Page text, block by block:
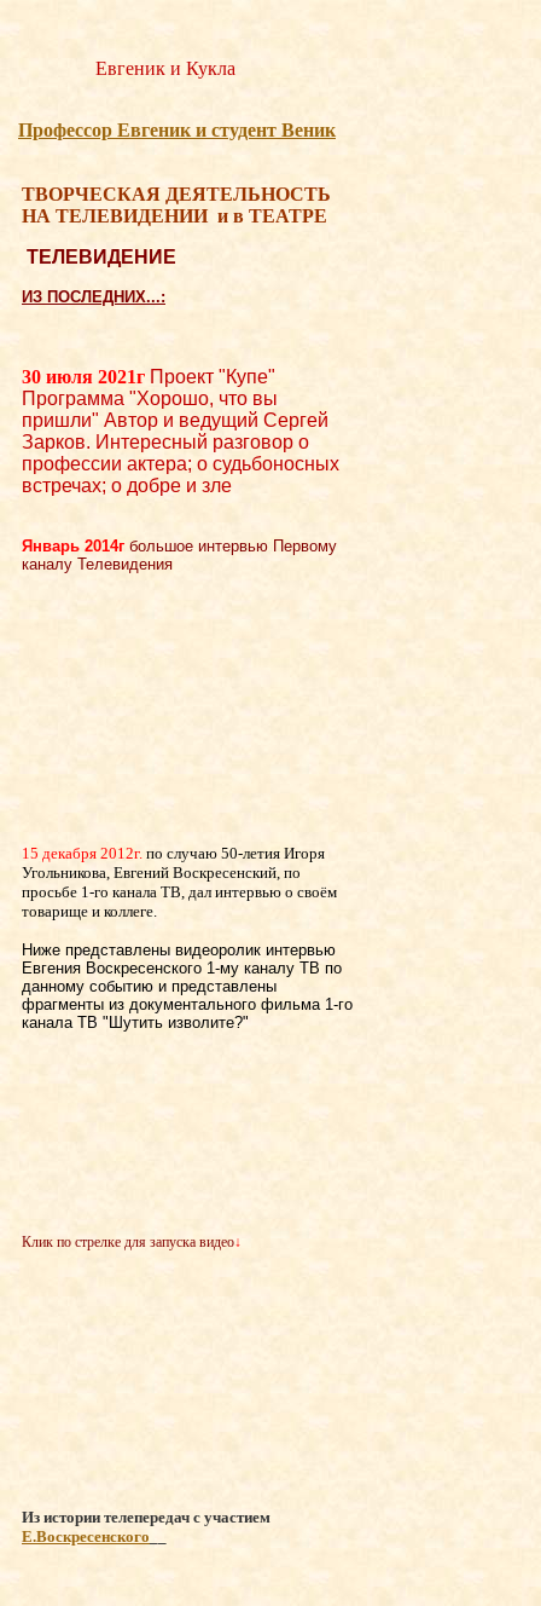
Евгеник и Кукла
Професcор Евгеник и студент Веник
ТВОРЧЕСКАЯ ДЕЯТЕЛЬНОСТЬ
НА ТЕЛЕВИДЕНИИ и в ТЕАТРЕ
ТЕЛЕВИДЕНИЕ
ИЗ ПОСЛЕДНИХ...:
30 июля 2021г Проект "Купе"
Программа "Хорошо, что вы
пришли" Автор и ведущий Сергей
Зарков. Интересный разговор о
профессии актера; о судьбоносных
встречах; о добре и зле
Январь 2014г большое интервью Первому
каналу Телевидения
15 декабря 2012г. по случаю 50-летия Игоря
Угольникова, Евгений Воскресенский, по
просьбе 1-го канала ТВ, дал интервью о своём
товарище и коллеге.
Ниже представлены видеоролик интервью
Евгения Воскресенского 1-му каналу ТВ по
данному событию и представлены
фрагменты из документального фильма 1-го
канала ТВ "Шутить изволите?"
Клик по стрелке для запуска видео↓
Из истории телепередач с участием
Е.Воскресенского